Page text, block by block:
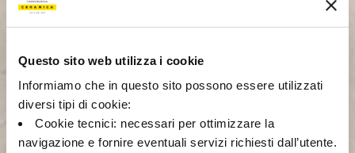
Questo sito web utilizza i cookie
Informiamo che in questo sito possono essere utilizzati
diversi tipi di cookie:
Cookie tecnici: necessari per ottimizzare la
navigazione e fornire eventuali servizi richiesti dall’utente.